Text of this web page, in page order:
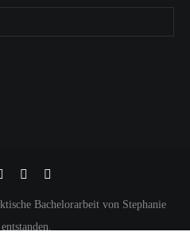
Bachelorarbeit von Stephanie